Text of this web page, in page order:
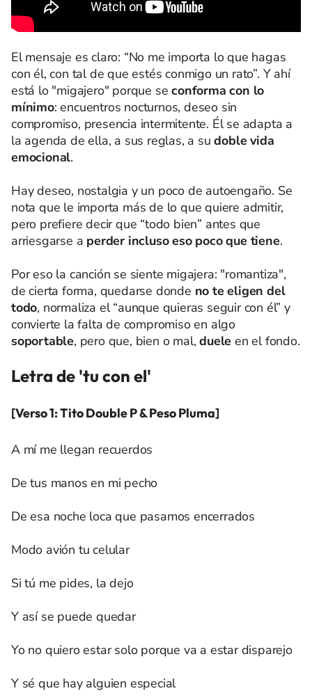
El mensaje es claro: “No me importa lo que hagas
con él, con tal de que estés conmigo un rato”. Y ahí
está lo "migajero" porque seconforma con lo
mínimo: encuentros nocturnos, deseo sin
compromiso, presencia intermitente. Él se adapta a
la agenda de ella, a sus reglas, a sudoble vida
emocional.
Hay deseo, nostalgia y un poco de autoengaño. Se
nota que le importa más de lo que quiere admitir,
pero prefiere decir que “todo bien” antes que
arriesgarse a perder incluso eso poco que tiene.
Por eso la canción se siente migajera: "romantiza",
de cierta forma, quedarse donde no te eligen del
todo, normaliza el “aunque quieras seguir con él” y
convierte la falta de compromiso en algo
soportable, pero que, bien o mal,duele en el fondo.
Letra de 'tu con el'
[Verso 1: Tito Double P & Peso Pluma]
A mí me llegan recuerdos
De tus manos en mi pecho
De esa noche loca que pasamos encerrados
Modo avión tu celular
Si tú me pides, la dejo
Y así se puede quedar
Yo no quiero estar solo porque va a estar disparejo
Y sé que hay alguien especial